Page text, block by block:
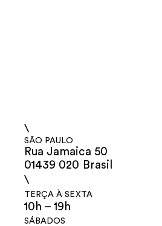
\
SÃO PAULO
Rua Jamaica 50
01439 020 Brasil
\
TERÇA À SEXTA
10h – 19h
SÁBADOS